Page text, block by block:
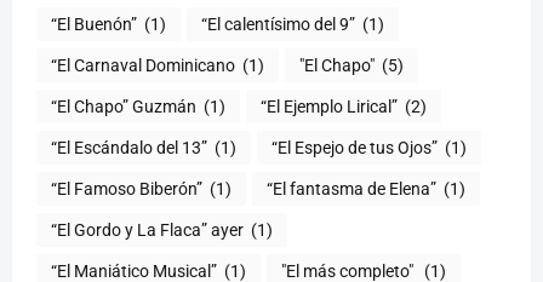
“El Buenón” (1) “El calentísimo del 9” (1)
“El Carnaval Dominicano (1) "El Chapo" (5)
“El Chapo” Guzmán (1) “El Ejemplo Lirical” (2)
“El Escándalo del 13” (1) “El Espejo de tus Ojos” (1)
“El Famoso Biberón” (1) “El fantasma de Elena” (1)
“El Gordo y La Flaca” ayer (1)
“El Maniático Musical” (1) "El más completo" ​ (1)